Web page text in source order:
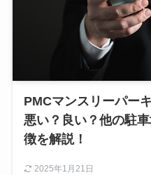
PMCマンスリーパー
悪い？良い？他の駐
徴を解説！
2025年1月21日